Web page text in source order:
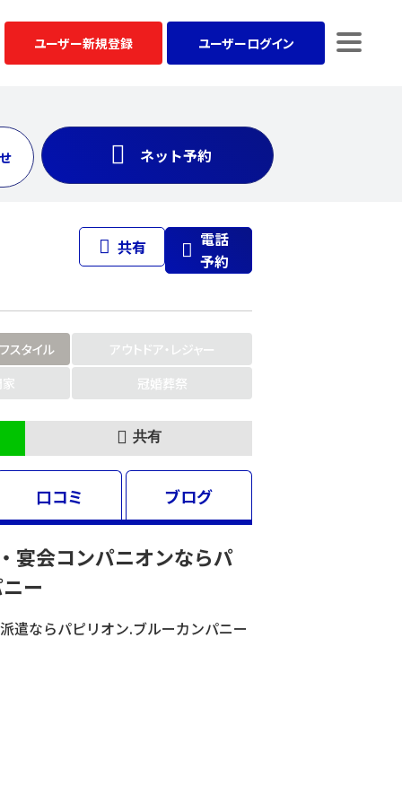
ユーザー新規登録 ユーザーログイン
ネット予約
共有
電話
予約
スタイル
アウトドア・レジャー
冠婚葬祭
共有
口コミ ブログ
宴会コンパニオンならパ
ー
遣ならパピリオン.ブルーカンパニー